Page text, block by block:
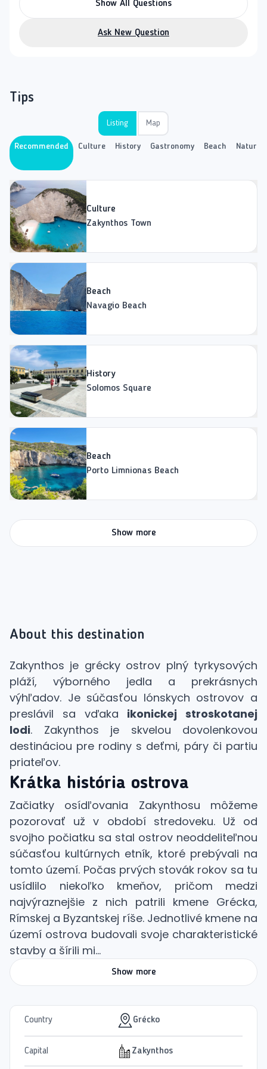
Show All Questions
Ask New Question
Tips
Listing Map
Recommended Culture History Gastronomy Beach Nature
Culture
Zakynthos Town
Beach
Navagio Beach
History
Solomos Square
Beach
Porto Limnionas Beach
Show more
About this destination
Zakynthos je grécky ostrov plný tyrkysových
pláží, výborného jedla a prekrásnych
výhľadov. Je súčasťou Iónskych ostrovov a
preslávil sa vďaka ikonickej stroskotanej
lodi. Zakynthos je skvelou dovolenkovou
destináciou pre rodiny s deťmi, páry či partiu
priateľov.
Krátka história ostrova
Začiatky osídľovania Zakynthosu môžeme
pozorovať už v období stredoveku. Už od
svojho počiatku sa stal ostrov neoddeliteľnou
súčasťou kultúrnych etník, ktoré prebývali na
tomto území. Počas prvých stovák rokov sa tu
usídlilo niekoľko kmeňov, pričom medzi
najvýraznejšie z nich patrili kmene Grécka,
Rímskej a Byzantskej ríše. Jednotlivé kmene na
území ostrova budovali svoje charakteristické
stavby a šírili mi...
Show more
Country Grécko
Capital Zakynthos